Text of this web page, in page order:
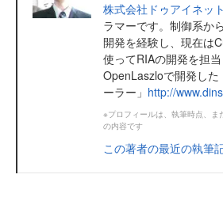
株式会社ドゥアイネット
ラマーです。制御系か
開発を経験し、現在は
使ってRIAの開発を担当
OpenLaszloで開発した
ーラー」 http://
※プロフィールは、執筆時点、ま
の内容です
この著者の最近の執筆